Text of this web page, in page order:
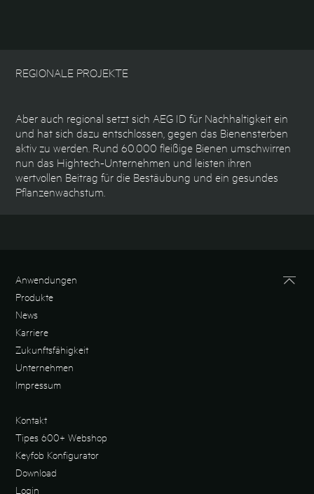
REGIONALE PROJEKTE
Aber auch regional setzt sich AEG ID für Nachhaltigkeit ein
und hat sich dazu entschlossen, gegen das Bienensterben
aktiv zu werden. Rund 60.000 fleißige Bienen umschwirren
nun das Hightech-Unternehmen und leisten ihren
wertvollen Beitrag für die Bestäubung und ein gesundes
Pflanzenwachstum.
Anwendungen
Produkte
News
Karriere
Zukunftsfähigkeit
Unternehmen
Impressum
Kontakt
Tipes 600+ Webshop
Keyfob Konfigurator
Download
Login